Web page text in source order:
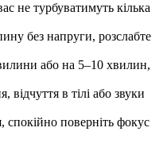
не турбуватимуть кілька
без напруги, розслабте
або на 5–10 хвилин,
в тілі або звуки
спокійно поверніть фокус